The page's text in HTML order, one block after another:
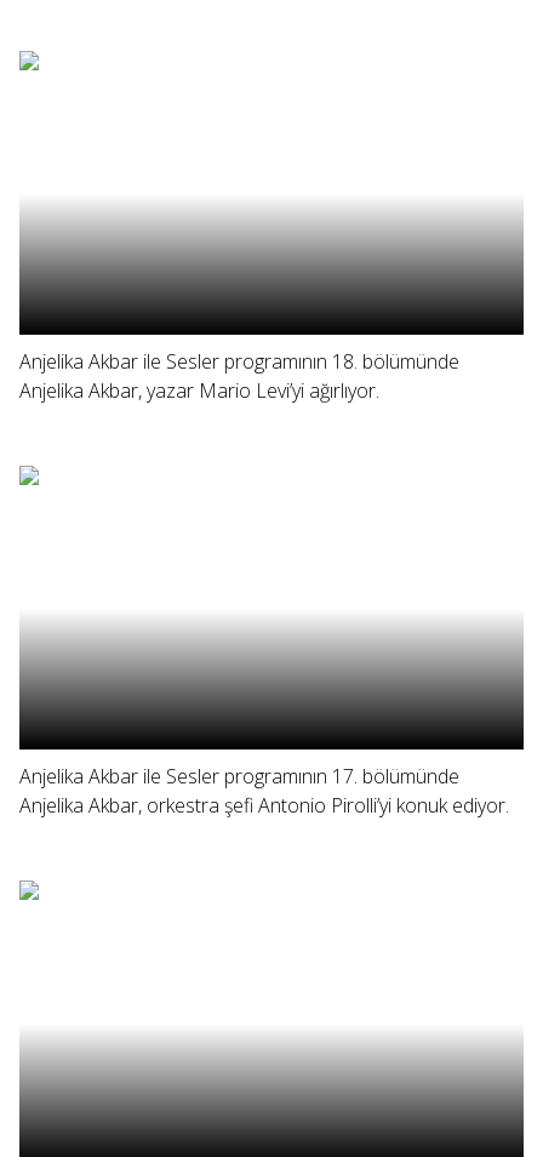
Anjelika Akbar ile Sesler programının 18. bölümünde
Anjelika Akbar, yazar Mario Levi’yi ağırlıyor.
Anjelika Akbar ile Sesler programının 17. bölümünde
Anjelika Akbar, orkestra şefi Antonio Pirolli’yi konuk ediyor.